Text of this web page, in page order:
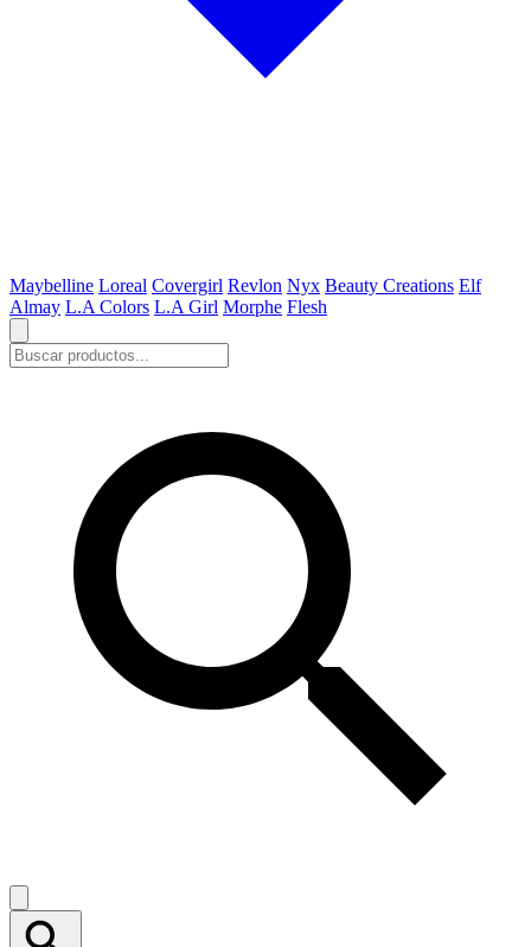
Maybelline Loreal Covergirl Revlon Nyx Beauty Creations Elf
Almay L.A Colors L.A Girl Morphe Flesh